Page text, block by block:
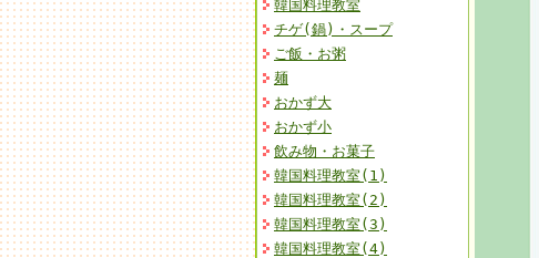
韓国料理教室
チゲ(鍋)・スープ
ご飯・お粥
麺
おかず大
おかず小
飲み物・お菓子
韓国料理教室(1)
韓国料理教室(2)
韓国料理教室(3)
韓国料理教室(4)